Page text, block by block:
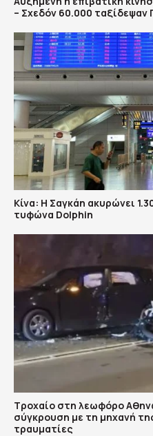
– Σχεδόν 60.000
Κίνα: Η Σαγκάη ακυρώνει
τυφώνα Dolphin
Τροχαίο στη λεωφόρο
σύγκρουση με τη μηχανή
τραυματίες